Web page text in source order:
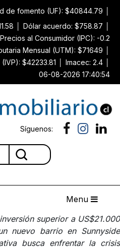
de fomento (UF): $40844.79
Dólar acuerdo: $758.87
al Consumidor (IPC): -0.2
Mensual (UTM): $71649
$42233.81
Imacec: 2.4
06-08-2026 17:40:54
Síguenos:
Menu
superior a US$21.000
nuevo barrio en Sunnyside
busca enfrentar la crisis